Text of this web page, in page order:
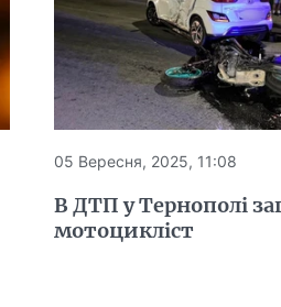
05 Вересня, 2025, 11:08
В ДТП у Тернополі
мотоцикліст